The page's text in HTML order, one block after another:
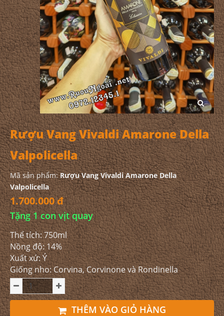
Rượu Vang Vivaldi Amarone Della
Valpolicella
Mã sản phẩm:Rượu Vang Vivaldi Amarone Della
Valpolicella
1.700.000 đ
Tặng 1 con vịt quay
Thể tích: 750ml
Nồng độ: 14%
Xuất xứ: Ý
Giống nho: Corvina, Corvinone và Rondinella
THÊM VÀO GIỎ HÀNG